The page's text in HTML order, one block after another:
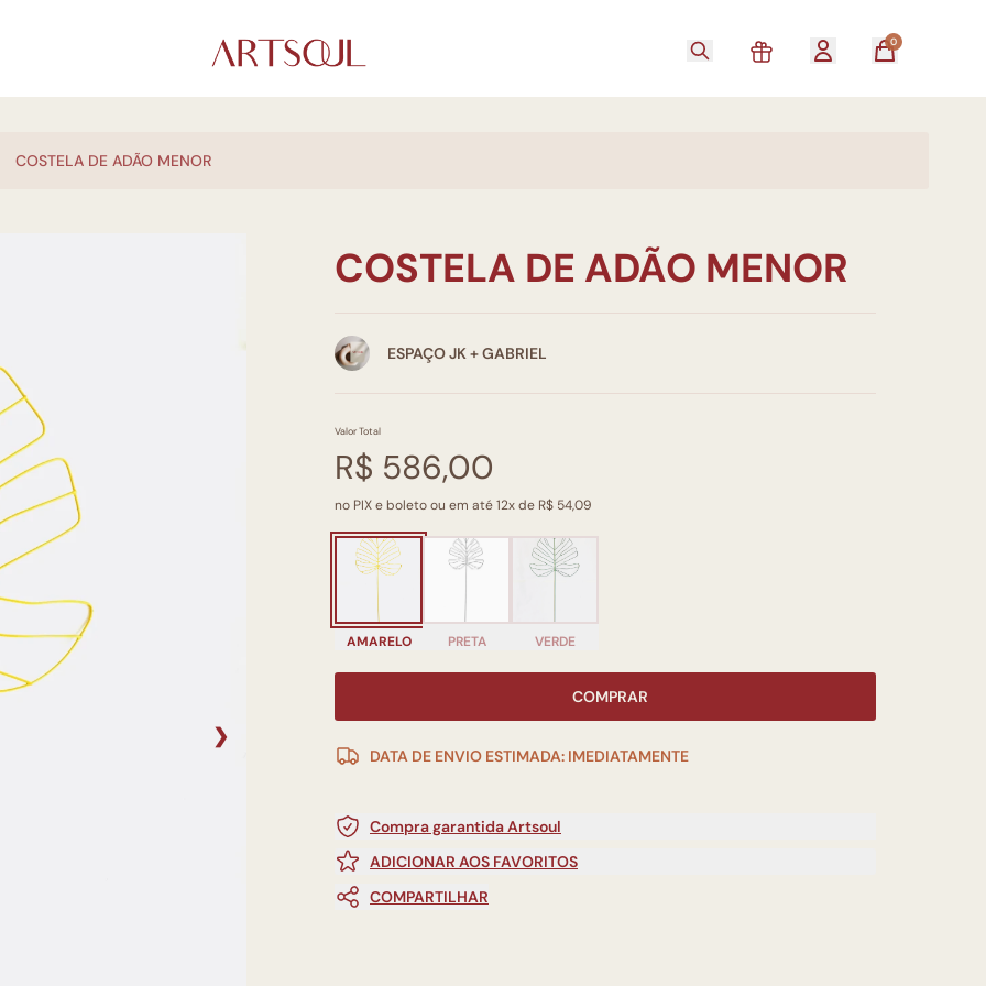
0
COSTELA DE ADÃO MENOR
❯
COSTELA DE ADÃO MENOR
ESPAÇO JK + GABRIEL
Valor Total
R$ 586,00
no PIX e boleto ou em até 12x de R$ 54,09
AMARELO PRETA VERDE
COMPRAR
DATA DE ENVIO ESTIMADA: IMEDIATAMENTE
Compra garantida Artsoul
ADICIONAR AOS FAVORITOS
COMPARTILHAR